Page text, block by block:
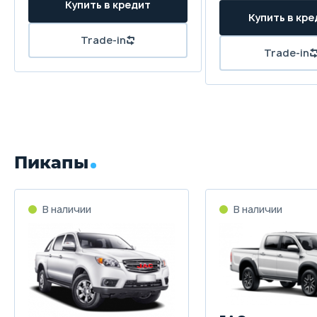
Купить в кредит
Trade-in
Купить в
Trade-in
Пикапы
В наличии В наличии